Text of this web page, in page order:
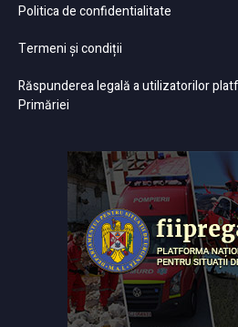
Politica de confidentialitate
Termeni și condiții
Răspunderea legală a utilizatorilor
Primăriei